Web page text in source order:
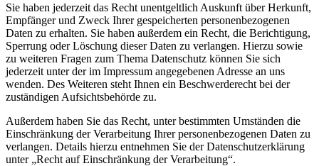
Sie haben jederzeit das Recht unentgeltlich Auskunft über Herkunft,
Empfänger und Zweck Ihrer gespeicherten personenbezogenen
Daten zu erhalten. Sie haben außerdem ein Recht, die Berichtigung,
Sperrung oder Löschung dieser Daten zu verlangen. Hierzu sowie
zu weiteren Fragen zum Thema Datenschutz können Sie sich
jederzeit unter der im Impressum angegebenen Adresse an uns
wenden. Des Weiteren steht Ihnen ein Beschwerderecht bei der
zuständigen Aufsichtsbehörde zu.
Außerdem haben Sie das Recht, unter bestimmten Umständen die
Einschränkung der Verarbeitung Ihrer personenbezogenen Daten zu
verlangen. Details hierzu entnehmen Sie der Datenschutzerklärung
unter „Recht auf Einschränkung der Verarbeitung“.